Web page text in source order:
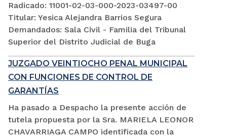
Radicado: 11001-02-03-000-2023-03497-00
Titular: Yesica Alejandra Barrios Segura
Demandados: Sala Civil - Familia del Tribunal
Superior del Distrito Judicial de Buga
JUZGADO VEINTIOCHO PENAL MUNICIPAL
CON FUNCIONES DE CONTROL DE
GARANTÍAS
Ha pasado a Despacho la presente acción de
tutela propuesta por la Sra. MARIELA LEONOR
CHAVARRIAGA CAMPO identificada con la